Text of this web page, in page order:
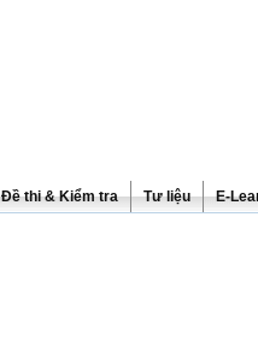
Đề thi & Kiểm tra Tư liệu E-